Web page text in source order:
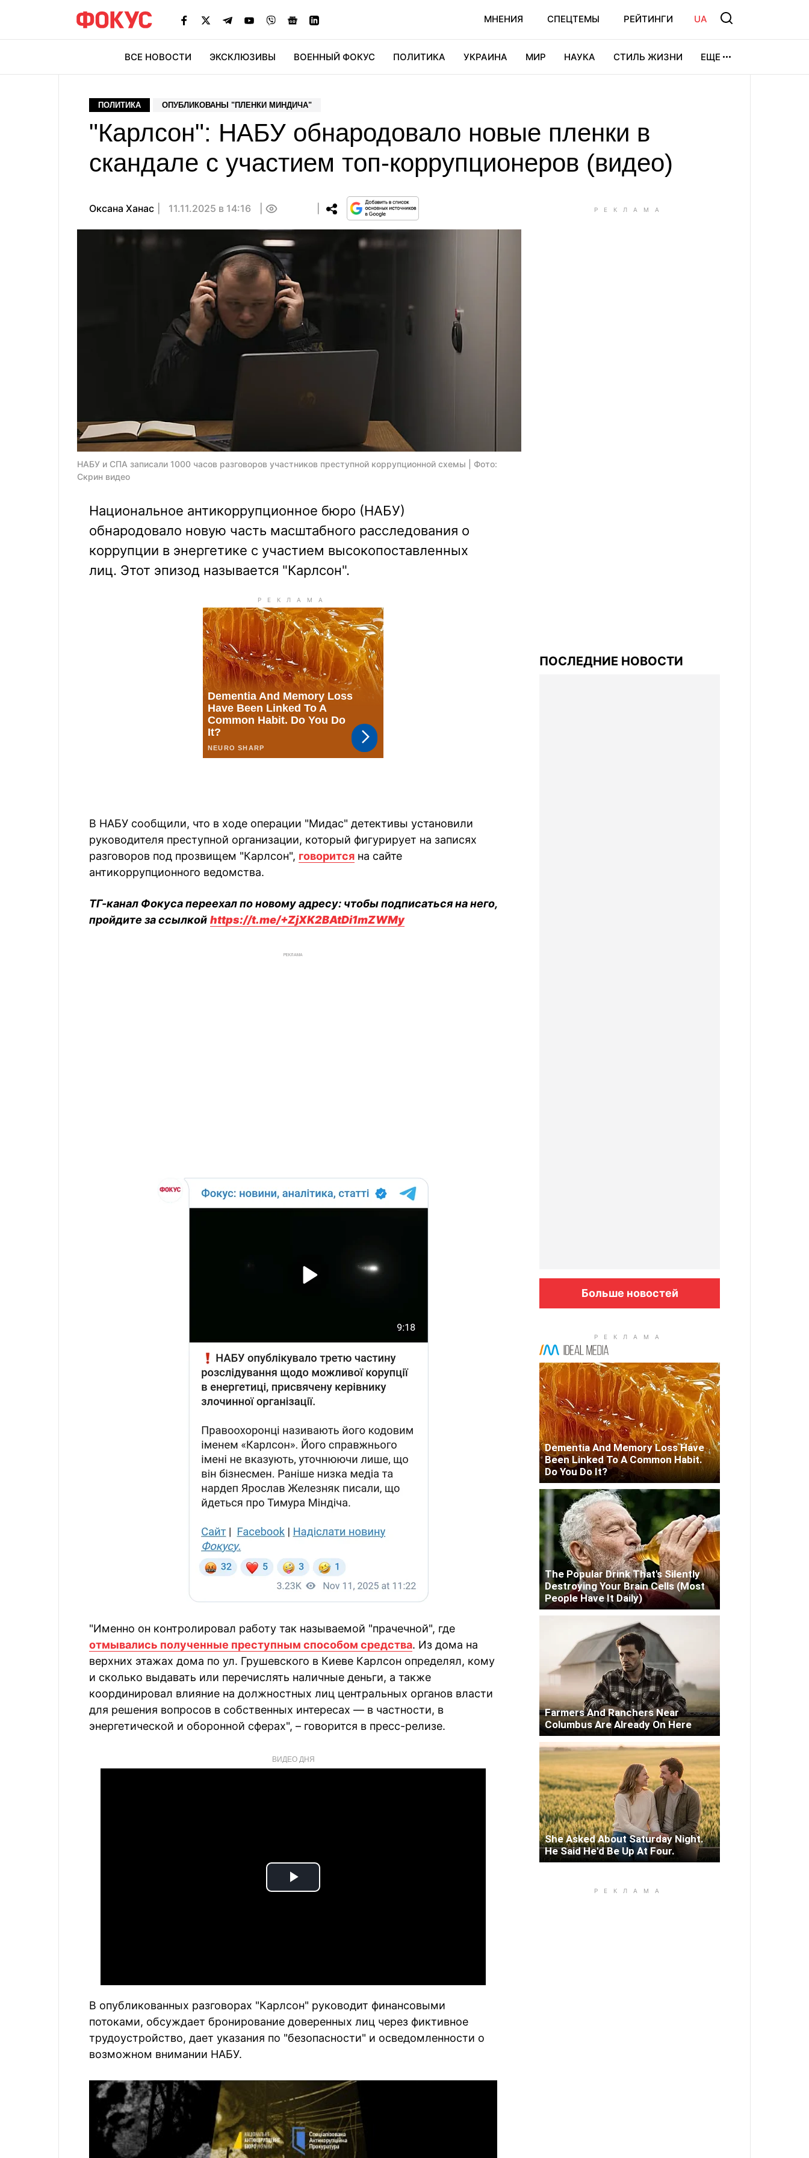
МНЕНИЯ СПЕЦТЕМЫ РЕЙТИНГИ UA
ВСЕ НОВОСТИ ЭКСКЛЮЗИВЫ ВОЕННЫЙ ФОКУС ПОЛИТИКА УКРАИНА МИР НАУКА СТИЛЬ ЖИЗНИ ЕЩЕ
ПОЛИТИКА ОПУБЛИКОВАНЫ "ПЛЕНКИ МИНДИЧА"
"Карлсон": НАБУ обнародовало новые пленки в
скандале с участием топ-коррупционеров (видео)
Оксана Ханас 11.11.2025 в 14:16
НАБУ и СПА записали 1000 часов разговоров участников преступной коррупционной схемы | Фото:
Скрин видео
Национальное антикоррупционное бюро (НАБУ)
обнародовало новую часть масштабного расследования о
коррупции в энергетике с участием высокопоставленных
лиц. Этот эпизод называется "Карлсон".
В НАБУ сообщили, что в ходе операции "Мидас" детективы установили
руководителя преступной организации, который фигурирует на записях
разговоров под прозвищем "Карлсон", говорится на сайте
антикоррупционного ведомства.
ТГ-канал Фокуса переехал по новому адресу: чтобы подписаться на него,
пройдите за ссылкой https://t.me/+ZjXK2BAtDi1mZWMy
РЕКЛАМА
"Именно он контролировал работу так называемой "прачечной", где
отмывались полученные преступным способом средства. Из дома на
верхних этажах дома по ул. Грушевского в Киеве Карлсон определял, кому
и сколько выдавать или перечислять наличные деньги, а также
координировал влияние на должностных лиц центральных органов власти
для решения вопросов в собственных интересах — в частности, в
энергетической и оборонной сферах", – говорится в пресс-релизе.
ВИДЕО ДНЯ
Play
В опубликованных разговорах "Карлсон" руководит финансовыми
потоками, обсуждает бронирование доверенных лиц через фиктивное
трудоустройство, дает указания по "безопасности" и осведомленности о
возможном внимании НАБУ.
ПОСЛЕДНИЕ НОВОСТИ
Больше новостей